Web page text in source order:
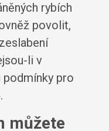
rybích
povolit,
li v
podmínky pro
můžete